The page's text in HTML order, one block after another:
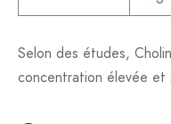
Selon des études,
concentration élevée